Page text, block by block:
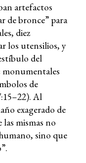
artefactos
de bronce” para
diez
los utensilios, y
del
monumentales
de
Al
exagerado de
mismas no
sino que